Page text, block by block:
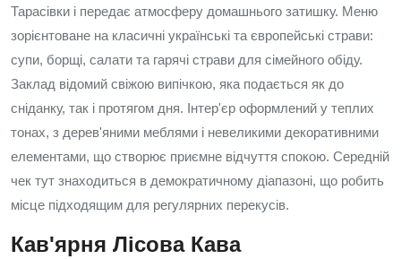
Тарасівки і передає атмосферу домашнього затишку. Меню
зорієнтоване на класичні українські та європейські страви:
супи, борщі, салати та гарячі страви для сімейного обіду.
Заклад відомий свіжою випічкою, яка подається як до
сніданку, так і протягом дня. Інтер'єр оформлений у теплих
тонах, з дерев'яними меблями і невеликими декоративними
елементами, що створює приємне відчуття спокою. Середній
чек тут знаходиться в демократичному діапазоні, що робить
місце підходящим для регулярних перекусів.
Кав'ярня Лісова Кава